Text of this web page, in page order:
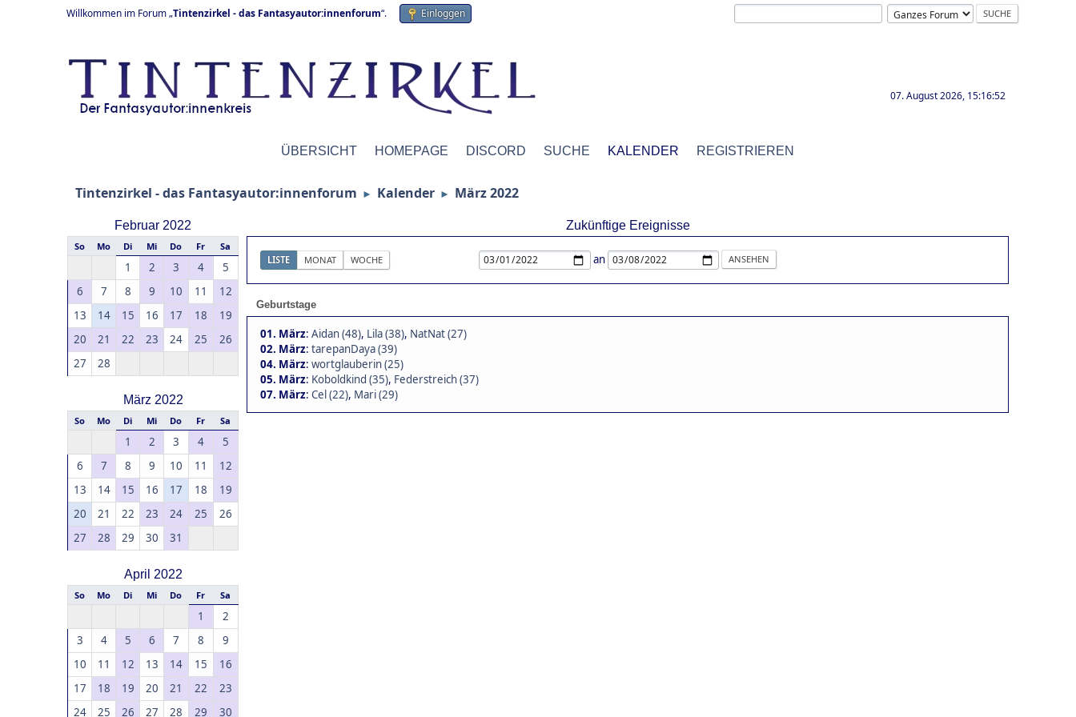
Willkommen im Forum „Tintenzirkel - das Fantasyautor:innenforum“. Einloggen
07. August 2026, 15:16:52
ÜBERSICHT HOMEPAGE DISCORD SUCHE KALENDER REGISTRIEREN
Tintenzirkel - das Fantasyautor:innenforum ► Kalender ► März 2022
Februar 2022
So Mo Di Mi Do Fr Sa
1 2 3 4
5
6
7 8 9 10 11
12
13
14 15 16 17 18
19
20
21 22 23 24 25
26
27
28
März 2022
So Mo Di Mi Do Fr Sa
1 2 3 4
5
6
7 8 9 10 11
12
13
14 15 16 17 18
19
20
21 22 23 24 25
26
27
28 29 30 31
April 2022
So Mo Di Mi Do Fr Sa
1
2
3
4 5 6 7 8
9
10
11 12 13 14 15
16
17
18 19 20 21 22
23
24
25 26 27 28 29 30
Zukünftige Ereignisse
LISTE MONAT WOCHE an
Geburtstage
01. März: Aidan (48), Lila (38), NatNat (27)
02. März: tarepanDaya (39)
04. März: wortglauberin (25)
05. März: Koboldkind (35), Federstreich (37)
07. März: Cel (22), Mari (29)